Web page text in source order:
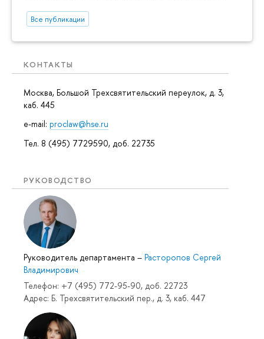
Все публикации
КОНТАКТЫ
Москва, Большой Трехсвятительский переулок, д. 3,
каб. 445
e-mail: proclaw@hse.ru
Тел. 8 (495) 7729590, доб. 22735
РУКОВОДСТВО
Руководитель департамента – Расторопов Сергей
Владимирович
Телефон: +7 (495) 772-95-90, доб. 22723
Адрес: Б. Трехсвятительский пер., д. 3, каб. 447